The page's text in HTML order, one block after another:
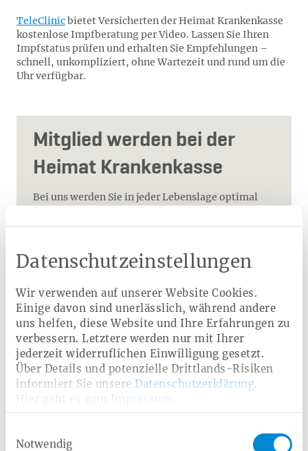
Datenschutzeinstellungen
Wir verwenden auf unserer Website Cookies.
Einige davon sind unerlässlich, während andere
uns helfen, diese Website und Ihre Erfahrungen zu
verbessern. Letztere werden nur mit Ihrer
jederzeit widerruflichen Einwilligung gesetzt.
Über Details und potenzielle Drittlands-Risiken
informiert Sie unsere Datenschutzerklärung.
Impressum
Notwendig
TeleClinicbietet Versicherten der Heimat Krankenkasse
kostenlose Impfberatung per Video. Lassen Sie Ihren
Impfstatus prüfen und erhalten Sie Empfehlungen –
schnell, unkompliziert, ohne Wartezeit und rund um die
Uhr verfügbar.
Mitglied werden bei der
Heimat Krankenkasse
Bei uns werden Sie in jeder Lebenslage optimal
Bequem online wechseln
Von zahlreichen Vorteilen profitieren
Jetzt informieren
Persönlich für Sie da